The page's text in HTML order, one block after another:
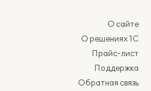
О сайте
О решениях 1С
Прайс-лист
Поддержка
Обратная связь